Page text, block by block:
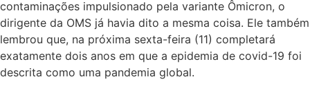
contaminações impulsionado pela variante Ômicron, o
dirigente da OMS já havia dito a mesma coisa. Ele também
lembrou que, na próxima sexta-feira (11) completará
exatamente dois anos em que a epidemia de covid-19 foi
descrita como uma pandemia global.